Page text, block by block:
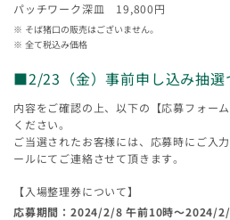
パッチワーク深皿 19,800円
そば猪口の販売はございません。
全て税込み価格
■2/23（金）事前申し込み抽選
内容をご確認の上、以下の【応募フォー
ください。
ご当選されたお客様には、応募時にご入
ールにてご連絡させて頂きます。
【入場整理券について】
応募期間：2024/2/8 午前10時～2024/